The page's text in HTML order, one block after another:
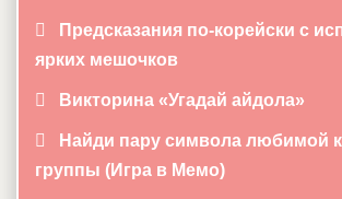
Предсказания по-корейски с
ярких мешочков
Викторина «Угадай айдола»
Найди пару символа любимой
группы (Игра в Мемо)